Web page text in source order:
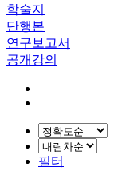
학술지
단행본
연구보고서
공개강의
필터